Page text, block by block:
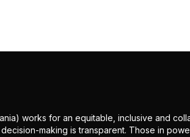
works for an equitable, inclusive and
making is transparent. Those in